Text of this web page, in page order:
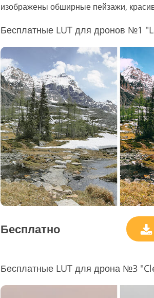
Сервисы ретуши товаров Ретушь
изображены обширные пейзажи,
Бесплатные LUT для дронов №1
Бесплатно
Бесплатные LUT для дрона №3